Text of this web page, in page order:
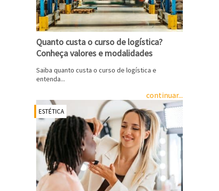
Quanto custa o curso de logística?
Conheça valores e modalidades
Saiba quanto custa o curso de logística e
entenda...
continuar...
ESTÉTICA